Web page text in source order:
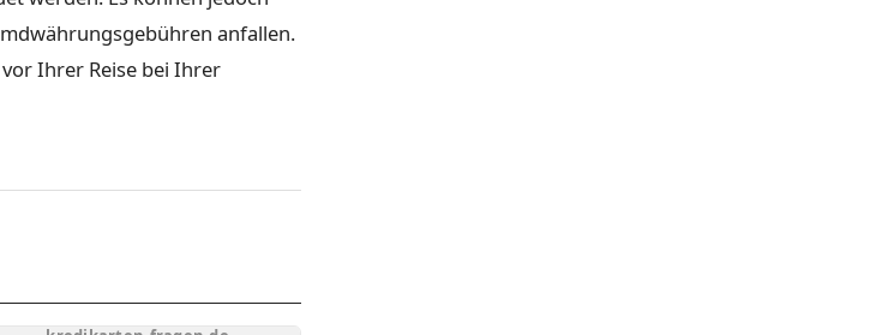
anfallen.
Ihrer Reise bei Ihrer